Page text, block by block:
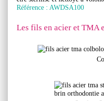
Référence : AWDSA100
Les fils en acier et TMA